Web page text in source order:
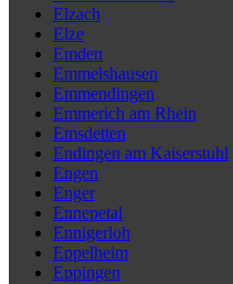
Elzach
Elze
Emden
Emmelshausen
Emmendingen
Emmerich am Rhein
Emsdetten
Endingen am Kaiserstuhl
Engen
Enger
Ennepetal
Ennigerloh
Eppelheim
Eppingen